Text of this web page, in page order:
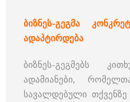
ბიზნეს-გეგმა
ადაპტირდება
ბიზნეს-გეგმებს
ადამიანები,
სავალდებული